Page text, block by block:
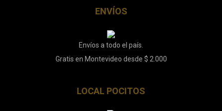
ENVÍOS
Envíos a todo el país.
Gratis en Montevideo desde $ 2.000
LOCAL POCITOS